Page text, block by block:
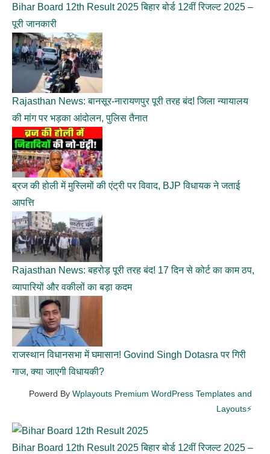
Bihar Board 12th Result 2025 बिहार बोर्ड 12वीं रिजल्ट 2025 –
पूरी जानकारी
Rajasthan News: बानसूर-नारायणपुर पूरी तरह बंद! जिला न्यायालय
की मांग पर भड़का आंदोलन, पुलिस तैनात
ब्रज की होली में मुस्लिमों की एंट्री पर विवाद, BJP विधायक ने जताई
आपत्ति
Rajasthan News: बहरोड़ पूरी तरह बंद! 17 दिन से कोर्ट का काम ठप,
व्यापारियों और वकीलों का बड़ा कदम
राजस्थान विधानसभा में घमासान! Govind Singh Dotasra पर गिरी
गाज, क्या जाएगी विधायकी?
Powerd By Wplayouts Premium WordPress Templates and
Layouts⚡
Bihar Board 12th Result 2025 बिहार बोर्ड 12वीं रिजल्ट 2025 –